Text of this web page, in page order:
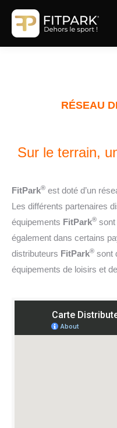
RÉSEAU
Sur le terrain,
FitPark® est doté d’un
Les différents partenaires
équipements FitPark® sont
également dans certains
distributeurs FitPark® sont
équipements de loisirs et